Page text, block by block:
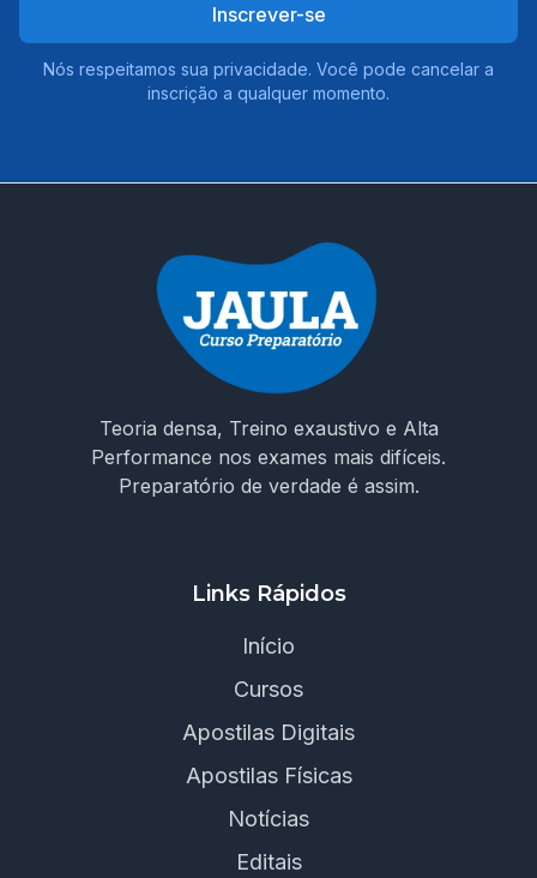
Inscrever-se
Nós respeitamos sua privacidade. Você pode cancelar a
inscrição a qualquer momento.
Teoria densa, Treino exaustivo e Alta
Performance nos exames mais difíceis.
Preparatório de verdade é assim.
Links Rápidos
Início
Cursos
Apostilas Digitais
Apostilas Físicas
Notícias
Editais